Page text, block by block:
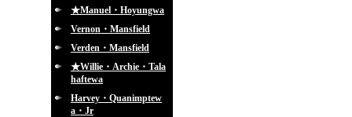
★Manuel・Hoyungwa
Vernon・Mansfield
Verden・Mansfield
★Willie・Archie・Tala
haftewa
Harvey・Quanimptew
a・Jr